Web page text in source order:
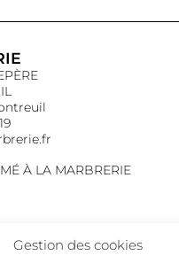
Gestion des cookies
À LA MARBRERIE